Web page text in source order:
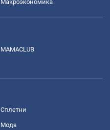
Mакроэкономика
MAMACLUB
Сплетни
Мода